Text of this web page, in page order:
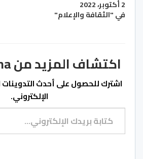
2 أكتوبر، 2022
في "الثقافة والإعلام"
اكتشاف المزيد من azulpress.ma
اشترك للحصول على أحدث
الإلكتروني.
كتابة بريدك الإلكتروني...